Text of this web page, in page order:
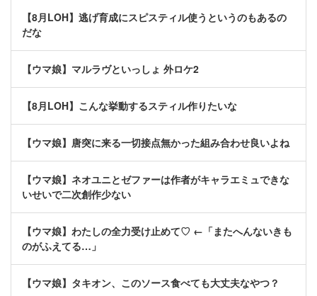
【8月LOH】逃げ育成にスピスティル使うというのもあるの
だな
【ウマ娘】マルラヴといっしょ 外ロケ2
【8月LOH】こんな挙動するスティル作りたいな
【ウマ娘】唐突に来る一切接点無かった組み合わせ良いよね
【ウマ娘】ネオユニとゼファーは作者がキャラエミュできな
いせいで二次創作少ない
【ウマ娘】わたしの全力受け止めて♡ ←「またへんないきも
のがふえてる…」
【ウマ娘】タキオン、このソース食べても大丈夫なやつ？